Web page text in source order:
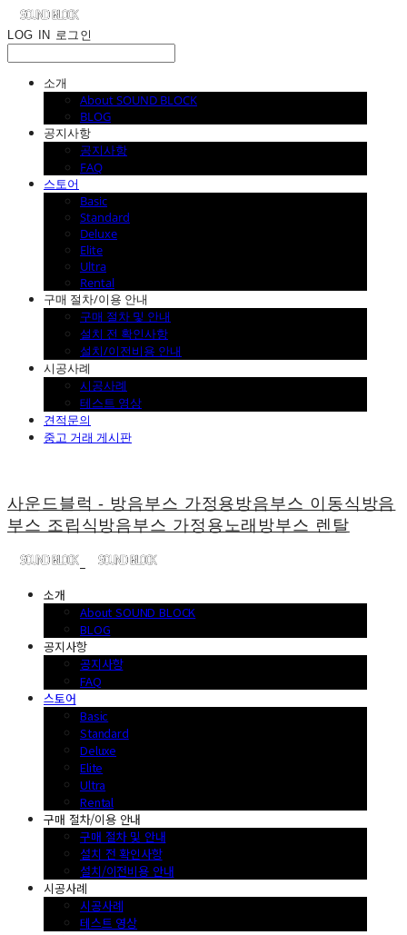
LOG IN 로그인
소개
About SOUND BLOCK
BLOG
공지사항
공지사항
FAQ
스토어
Basic
Standard
Deluxe
Elite
Ultra
Rental
구매 절차/이용 안내
구매 절차 및 안내
설치 전 확인사항
설치/이전비용 안내
시공사례
시공사례
테스트 영상
견적문의
중고 거래 게시판
사운드블럭 - 방음부스 가정용방음부스 이동식방음
부스 조립식방음부스 가정용노래방부스 렌탈
소개
About SOUND BLOCK
BLOG
공지사항
공지사항
FAQ
스토어
Basic
Standard
Deluxe
Elite
Ultra
Rental
구매 절차/이용 안내
구매 절차 및 안내
설치 전 확인사항
설치/이전비용 안내
시공사례
시공사례
테스트 영상